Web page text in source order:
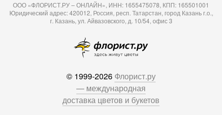
ООО «ФЛОРИСТ.РУ – ОНЛАЙН», ИНН: 1655475078, КПП: 165501001
Юридический адрес: 420012, Россия, респ. Татарстан, город Казань г.о.,
г. Казань, ул. Айвазовского, д. 10/54, офис 3
© 1999-2026 Флорист.ру
— международная
доставка цветов и букетов